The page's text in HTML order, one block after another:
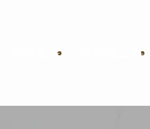
屋根塗装 その他工事